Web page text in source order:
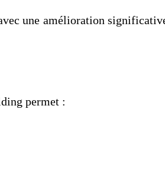
une amélioration
permet :